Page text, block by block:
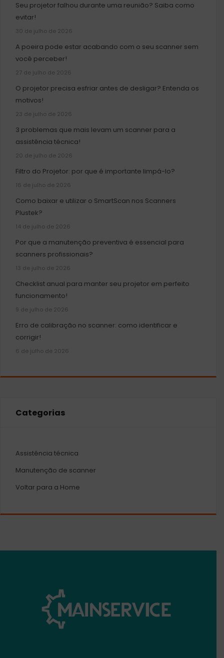
Seu projetor falhou durante uma reunião? Saiba como
evitar!
30 de julho de 2026
A poeira pode estar acabando com o seu scanner sem
você perceber!
27 de julho de 2026
O projetor precisa esfriar antes de desligar? Entenda os
motivos!
23 de julho de 2026
3 problemas que mais levam um scanner para a
assistência técnica!
20 de julho de 2026
Filtro do Projetor: por que é importante limpá-lo?
16 de julho de 2026
Como baixar e utilizar o SmartScan nos Scanners
Plustek?
14 de julho de 2026
Por que a manutenção preventiva é essencial para
scanners profissionais?
13 de julho de 2026
Checklist anual para manter seu projetor em perfeito
funcionamento!
9 de julho de 2026
Erro de calibração no scanner: como identificar e
corrigir!
6 de julho de 2026
Categorias
Assistência técnica
Manutenção de scanner
Voltar para a Home